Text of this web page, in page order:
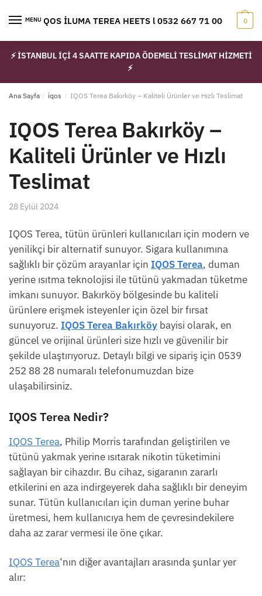
MENUIQOS İLUMA TEREA HEETS l 0532 667 71 00 0
⚡ İSTANBUL İÇİ 4 SAATTE KAPIDA ÖDEMELİ TESLİMAT HİZMETİ
⚡
Ana Sayfa / iqos / IQOS Terea Bakırköy – Kaliteli Ürünler ve Hızlı Teslimat
IQOS Terea Bakırköy –
Kaliteli Ürünler ve Hızlı
Teslimat
28 Eylül 2024
IQOS Terea, tütün ürünleri kullanıcıları için modern ve
yenilikçi bir alternatif sunuyor. Sigara kullanımına
sağlıklı bir çözüm arayanlar için IQOS Terea, duman
yerine ısıtma teknolojisi ile tütünü yakmadan tüketme
imkanı sunuyor. Bakırköy bölgesinde bu kaliteli
ürünlere erişmek isteyenler için özel bir fırsat
sunuyoruz. IQOS Terea Bakırköy bayisi olarak, en
güncel ve orijinal ürünleri size hızlı ve güvenilir bir
şekilde ulaştırıyoruz. Detaylı bilgi ve sipariş için 0539
252 88 28 numaralı telefonumuzdan bize
ulaşabilirsiniz.
IQOS Terea Nedir?
IQOS Terea, Philip Morris tarafından geliştirilen ve
tütünü yakmak yerine ısıtarak nikotin tüketimini
sağlayan bir cihazdır. Bu cihaz, sigaranın zararlı
etkilerini en aza indirgeyerek daha sağlıklı bir deneyim
sunar. Tütün kullanıcıları için duman yerine buhar
üretmesi, hem kullanıcıya hem de çevresindekilere
daha az zarar vermesi ile öne çıkar.
IQOS Terea‘nın diğer avantajları arasında şunlar yer
alır: